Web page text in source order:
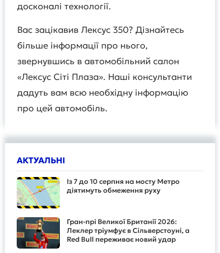
досконалі технології.
Вас зацікавив Лексус 350? Дізнайтесь
більше інформації про нього,
звернувшись в автомобільний салон
«Лексус Сіті Плаза». Наші консультанти
дадуть вам всю необхідну інформацію
про цей автомобіль.
АКТУАЛЬНІ
Із 7 до 10 серпня на мосту Метро
діятимуть обмеження руху
Гран-прі Великої Британії 2026:
Леклер тріумфує в Сільверстоуні, а
Red Bull переживає новий удар